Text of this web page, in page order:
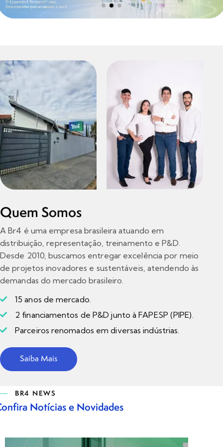
Quem Somos
A Br4 é uma empresa brasileira atuando em
distribuição, representação, treinamento e P&D.
Desde 2010, buscamos entregar excelência por meio
de projetos inovadores e sustentáveis, atendendo às
demandas do mercado brasileiro.
15 anos de mercado.
2 financiamentos de P&D junto à FAPESP (PIPE).
Parceiros renomados em diversas indústrias.
Saiba Mais
BR4 NEWS
Notícias e Novidades